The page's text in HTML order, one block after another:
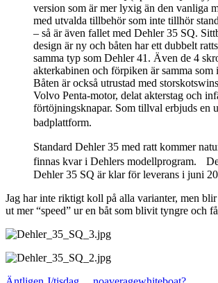
version som är mer lyxig än den vanliga
med utvalda tillbehör som inte tillhör
– så är även fallet med Dehler 35 SQ.
design är ny och båten har ett dubbelt
samma typ som Dehler 41. Även de 4
akterkabinen och förpiken är samma som
Båten är också utrustad med
Volvo Penta-motor, delat akterstag och
förtöjningsknapar. Som tillval erbjuds en
badplattform.
Standard Dehler 35 med ratt kommer
finnas kvar i Dehlers modellprogram.
Dehler 35 SQ är klar för leverans i juni
Jag har inte riktigt koll på alla varianter, men
ut mer “speed” ur en båt som blivit tyngre och